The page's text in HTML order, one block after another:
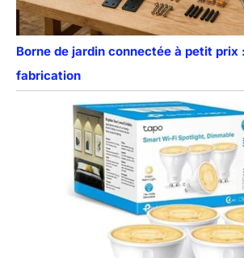
Borne de jardin connectée à petit prix
fabrication